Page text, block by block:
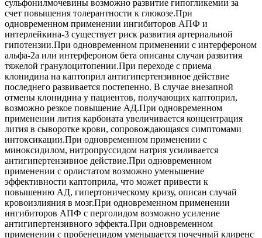
сульфонилмочевины возможно развитие гипогликемии за
счет повышения толерантности к глюкозе.При
одновременном применении ингибиторов АПФ и
интерлейкина-3 существует риск развития артериальной
гипотензии.При одновременном применении с интерфероном
альфа-2а или интерфероном бета описаны случаи развития
тяжелой гранулоцитопении.При переходе с приема
клонидина на каптоприл антигипертензивное действие
последнего развивается постепенно. В случае внезапной
отмены клонидина у пациентов, получающих каптоприл,
возможно резкое повышение АД.При одновременном
применении лития карбоната увеличивается концентрация
лития в сыворотке крови, сопровождающаяся симптомами
интоксикации.При одновременном применении с
миноксидилом, нитропруссидом натрия усиливается
антигипертензивное действие.При одновременном
применении с орлистатом возможно уменьшение
эффективности каптоприла, что может привести к
повышению АД, гипертоническому кризу, описан случай
кровоизлияния в мозг.При одновременном применении
ингибиторов АПФ с перголидом возможно усиление
антигипертензивного эффекта.При одновременном
применении с пробенецидом уменьшается почечный клиренс